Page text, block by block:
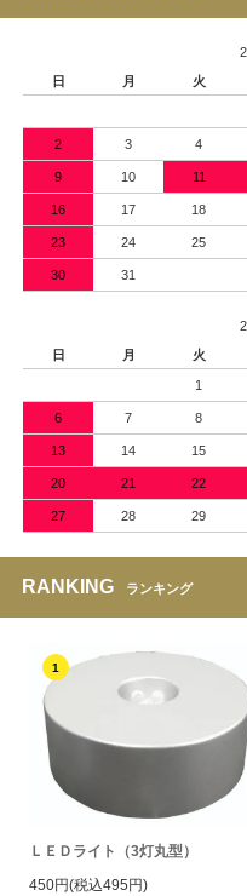
日
月 火
2 3 4
9 10 11
16 17 18
23 24 25
30 31
日
月 火
1
6 7 8
13 14 15
20 21 22
27 28 29
RANKING ランキング
1
ＬＥＤライト（3灯丸型）
450円(税込495円)